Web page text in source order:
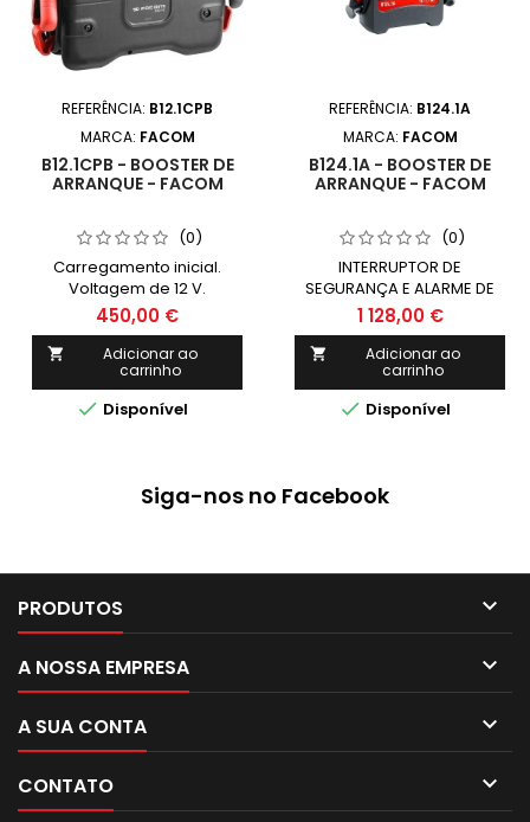
REFERÊNCIA: B12.1CPB
MARCA: FACOM
B12.1CPB - BOOSTER DE
ARRANQUE - FACOM
(0)
Carregamento inicial.
Voltagem de 12 V.
Capacidade de 20 Ah.
Bateria AGM interna selada.
450,00 €

Adicionar ao
carrinho
 Disponível
REFERÊNCIA: B124.1A
MARCA: FACOM
B124.1A - BOOSTER DE
ARRANQUE - FACOM
(0)
INTERRUPTOR DE
SEGURANÇA E ALARME DE
INVERSÃO DAS
POLARIDADES. 2 BATERIAS
INTERNAS AGM ESTANQUES
12 V. CAPACIDADE: 2 X 20 AH.
CORRENTE REAL NAS PINÇAS:
1.000 A.
1 128,00 €

Adicionar ao
carrinho
 Disponível
Siga-nos no Facebook
PRODUTOS 
A NOSSA EMPRESA 
A SUA CONTA 
CONTATO 